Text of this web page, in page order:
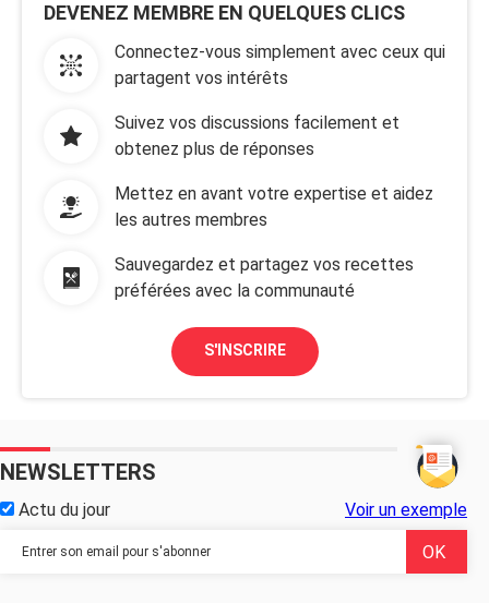
DEVENEZ MEMBRE EN QUELQUES CLICS
Connectez-vous simplement avec ceux qui
partagent vos intérêts
Suivez vos discussions facilement et
obtenez plus de réponses
Mettez en avant votre expertise et aidez
les autres membres
Sauvegardez et partagez vos recettes
préférées avec la communauté
S'INSCRIRE
NEWSLETTERS
Actu du jour Voir un exemple